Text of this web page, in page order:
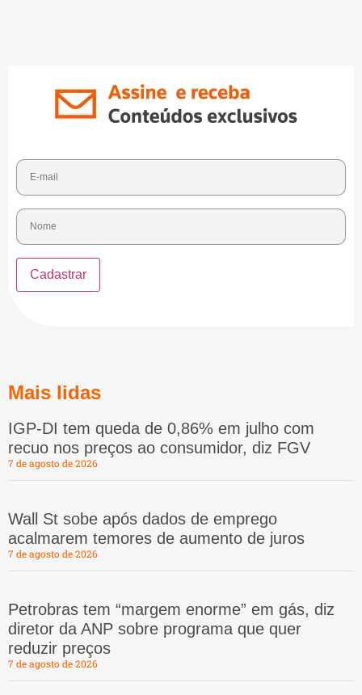
Mais lidas
IGP-DI tem queda de 0,86% em julho com
recuo nos preços ao consumidor, diz FGV
7 de agosto de 2026
Wall St sobe após dados de emprego
acalmarem temores de aumento de juros
7 de agosto de 2026
Petrobras tem “margem enorme” em gás, diz
diretor da ANP sobre programa que quer
reduzir preços
7 de agosto de 2026